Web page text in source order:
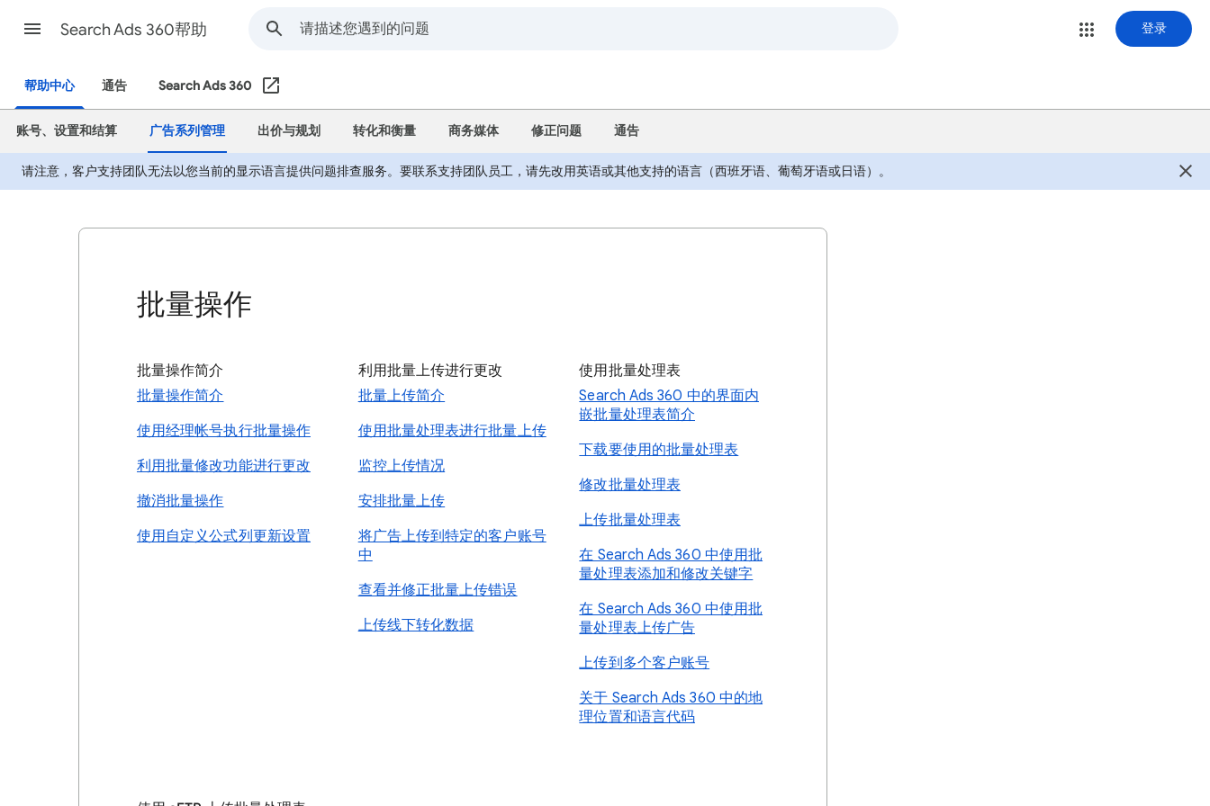
Search Ads 360帮助 登录
帮助中心 通告 Search Ads 360
账号、设置和结算 广告系列管理 出价与规划 转化和衡量 商务媒体 修正问题 通告
请注意，客户支持团队无法以您当前的显示语言提供问题排查服务。要联系支持团队员工，请先改用英语或其他支持的语言（西班牙语、葡萄牙语或日语）。
批量操作
批量操作简介
批量操作简介
使用经理帐号执行批量操作
利用批量修改功能进行更改
撤消批量操作
使用自定义公式列更新设置
利用批量上传进行更改
批量上传简介
使用批量处理表进行批量上传
监控上传情况
安排批量上传
将广告上传到特定的客户账号
中
查看并修正批量上传错误
上传线下转化数据
使用批量处理表
Search Ads 360 中的界面内
嵌批量处理表简介
下载要使用的批量处理表
修改批量处理表
上传批量处理表
在 Search Ads 360 中使用批
量处理表添加和修改关键字
在 Search Ads 360 中使用批
量处理表上传广告
上传到多个客户账号
关于 Search Ads 360 中的地
理位置和语言代码